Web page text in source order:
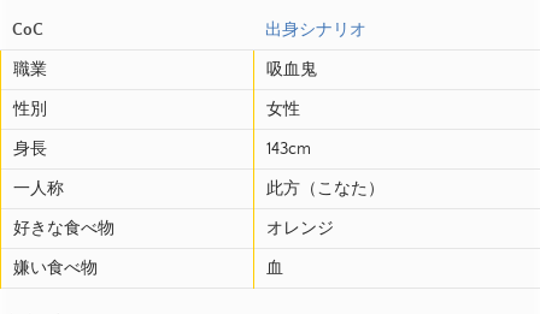
CoC 出身シナリオ
職業 吸血鬼
性別 女性
身長 143cm
一人称 此方（こなた）
好きな食べ物 オレンジ
嫌い食べ物 血